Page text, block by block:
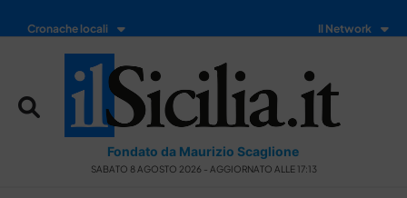
Cronache locali Il Network
Fondato da Maurizio Scaglione
SABATO 8 AGOSTO 2026 - AGGIORNATO ALLE 17:13